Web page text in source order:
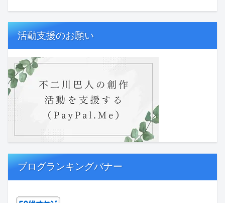
活動支援のお願い
ブログランキングバナー